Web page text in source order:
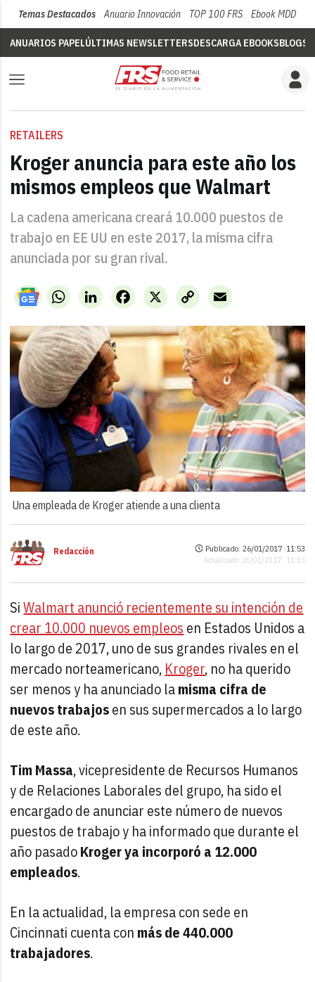
Temas Destacados Anuario Innovación TOP 100 FRS Ebook MDD
ANUARIOS PAPELÚLTIMAS NEWSLETTERSDESCARGA EBOOKSBLOGS
RETAILERS
Kroger anuncia para este año los
mismos empleos que Walmart
La cadena americana creará 10.000 puestos de
trabajo en EE UU en este 2017, la misma cifra
anunciada por su gran rival.
WhatsAppLinkedIn X
Facebook
Copy
Link
Email
Una empleada de Kroger atiende a una clienta
Redacción Publicado: 26/01/2017 ·11:53
Actualizado: 26/01/2017 · 11:53
SiWalmart anunció recientemente su intención de
crear 10.000 nuevos empleos en Estados Unidos a
lo largo de 2017, uno de sus grandes rivales en el
mercado norteamericano, Kroger, no ha querido
ser menos y ha anunciado lamisma cifra de
nuevos trabajosen sus supermercados a lo largo
de este año.
Tim Massa, vicepresidente de Recursos Humanos
y de Relaciones Laborales del grupo, ha sido el
encargado de anunciar este número de nuevos
puestos de trabajo y ha informado que durante el
año pasadoKroger ya incorporó a 12.000
empleados.
En la actualidad, la empresa con sede en
Cincinnati cuenta con más de 440.000
trabajadores.